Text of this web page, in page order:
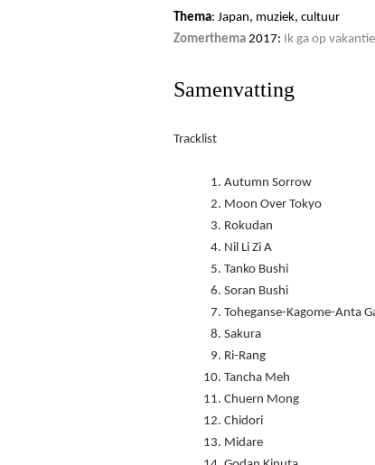
Thema: Japan, muziek, cultuur
Zomerthema 2017: Ik ga op
Samenvatting
Tracklist
Autumn Sorrow
Moon Over Tokyo
Rokudan
Nil Li Zi A
Tanko Bushi
Soran Bushi
Toheganse-Kagome-Anta
Sakura
Ri-Rang
Tancha Meh
Chuern Mong
Chidori
Midare